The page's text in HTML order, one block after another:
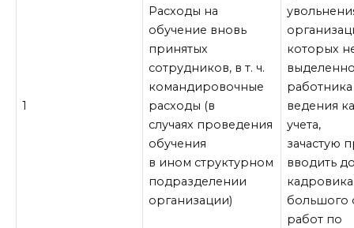
1
Расходы на
обучение вновь
принятых
сотрудников, в т. ч.
командировочные
расходы (в
случаях проведения
обучения
в ином структурном
подразделении
организации)
которых
ведения
учета,
зачастую
вводить
большого
работ по